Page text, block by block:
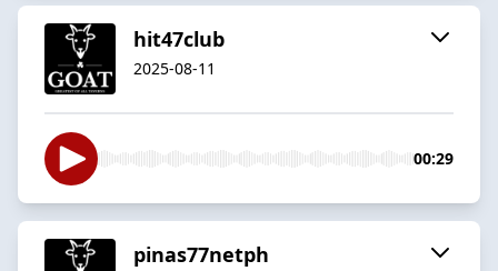
hit47club
2025-08-11
00:29
pinas77netph